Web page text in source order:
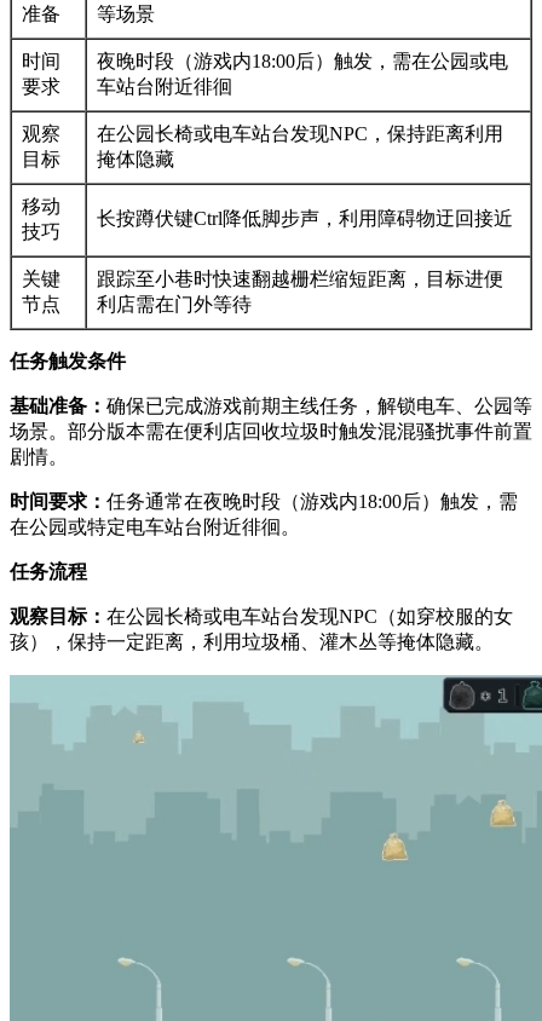
准备
等场景
时间
要求
夜晚时段（游戏内18:00后）触发，需在公园或电
车站台附近徘徊
观察
目标
在公园长椅或电车站台发现NPC，保持距离利用
掩体隐藏
移动
技巧
长按蹲伏键Ctrl降低脚步声，利用障碍物迂回接近
关键
节点
跟踪至小巷时快速翻越栅栏缩短距离，目标进便
利店需在门外等待
任务触发条件
基础准备： 确保已完成游戏前期主线任务，解锁电车、公园等
场景。部分版本需在便利店回收垃圾时触发混混骚扰事件前置
剧情。
时间要求： 任务通常在夜晚时段（游戏内18:00后）触发，需
在公园或特定电车站台附近徘徊。
任务流程
观察目标： 在公园长椅或电车站台发现NPC（如穿校服的女
孩），保持一定距离，利用垃圾桶、灌木丛等掩体隐藏。